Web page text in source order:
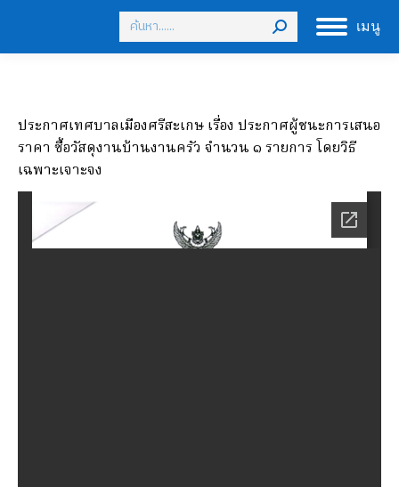
เมนู
Search:
ประกาศเทศบาลเมืองศรีสะเกษ เรื่อง ประกาศผู้ชนะการเสนอ
ราคา ซื้อวัสดุงานบ้านงานครัว จำนวน ๑ รายการ โดยวิธี
เฉพาะเจาะจง